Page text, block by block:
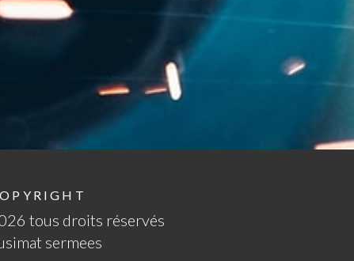
tous droits réservés
sermees